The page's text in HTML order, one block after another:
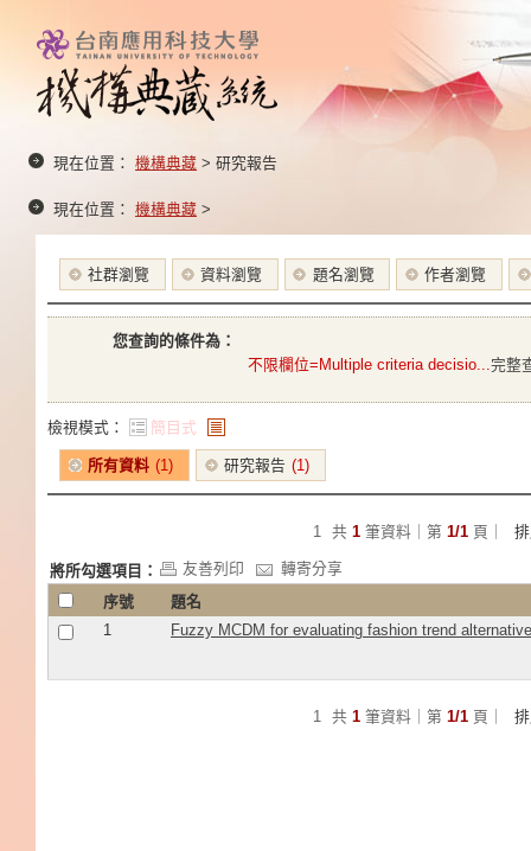
現在位置： 機構典藏 > 研究報告
現在位置： 機構典藏 >
社群瀏覽 資料瀏覽 題名瀏覽 作者瀏覽
您查詢的條件為：
不限欄位=Multiple criteria decisio... 完整
檢視模式： 簡目式
所有資料 (1) 研究報告 (1)
1 共 1 筆資料｜第 1/1 頁｜
將所勾選項目： 友善列印
轉寄分享
序號
題名
1
Fuzzy MCDM for evaluating fashion trend
1 共 1 筆資料｜第 1/1 頁｜